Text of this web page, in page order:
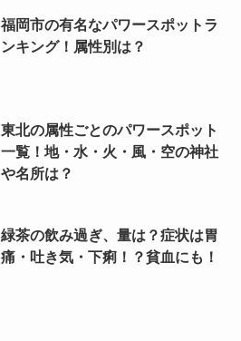
福岡市の有名なパワースポットラ
ンキング！属性別は？
東北の属性ごとのパワースポット
一覧！地・水・火・風・空の神社
や名所は？
緑茶の飲み過ぎ、量は？症状は胃
痛・吐き気・下痢！？貧血にも！